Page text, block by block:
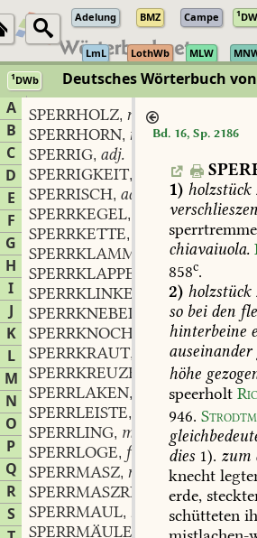
Adelung BMZ Campe 1
LmL LothWb MLW
1DWb Deutsches Wörterbuch
A
B
C
D
E
F
G
H
I
J
K
L
M
N
O
P
Q
R
S
SPERRHOLZ, n.
SPERRHORN, n.
SPERRIG, adj.
SPERRIGKEIT,
SPERRISCH, adj.
SPERRKEGEL,
SPERRKETTE,
SPERRKLAMMER
f.
SPERRKLAPPE
SPERRKLINKE
SPERRKNEBEL
SPERRKNOCHEN
m.
SPERRKRAUT,
SPERRKREUZER
m.
SPERRLAKEN,
SPERRLEISTE,
SPERRLING, m.
SPERRLOGE, f.
SPERRMASZ, n.
SPERRMASZREGEL
SPERRMAUL, n.
SPERRMÄULERN
verb.
Bd. 16, Sp. 2186
1) holzstück
chiavaiuola.
858c.
2) holzstück
sobeiden
hinterbeine
auseinander
höhe
speerholt
946.
dies 1). zum
knecht
erde,
schütteten